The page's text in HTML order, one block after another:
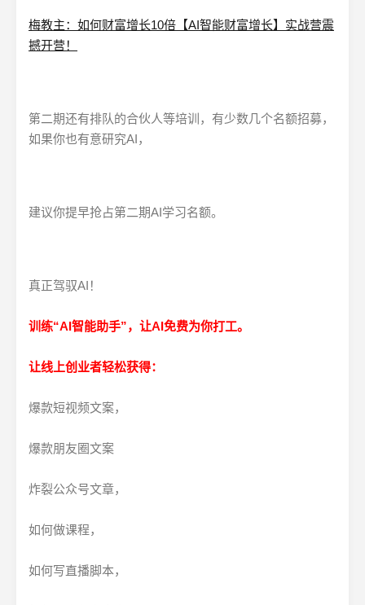
梅教主：如何财富增长10倍【AI智能财富增长】实战营震
撼开营！
第二期还有排队的合伙人等培训，有少数几个名额招募，
如果你也有意研究AI，
建议你提早抢占第二期AI学习名额。
真正驾驭AI！
训练“AI智能助手”，让AI免费为你打工。
让线上创业者轻松获得：
爆款短视频文案，
爆款朋友圈文案
炸裂公众号文章，
如何做课程，
如何写直播脚本，